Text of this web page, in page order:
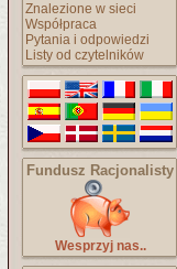
Znalezione w sieci
Współpraca
Pytania i odpowiedzi
Listy od czytelników
Fundusz Racjonalisty
Wesprzyj nas..